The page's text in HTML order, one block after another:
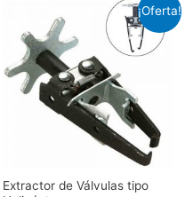
¡Oferta!
Extractor de Válvulas tipo